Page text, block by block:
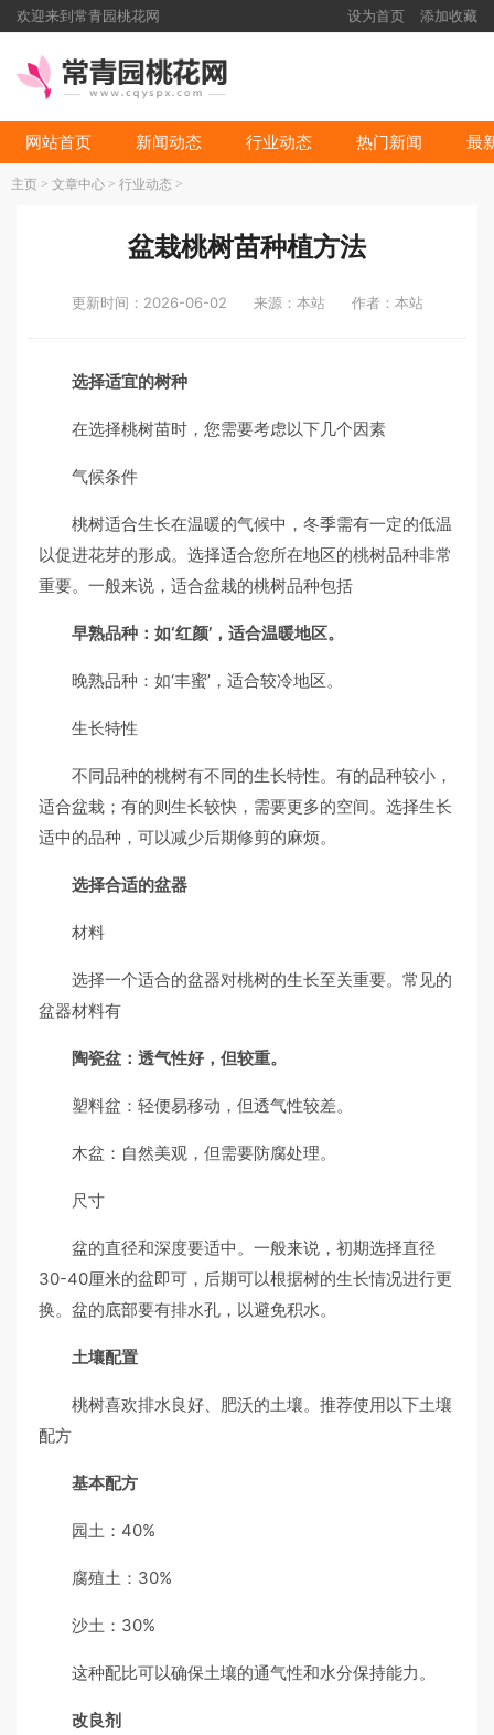
欢迎来到常青园桃花网 设为首页 添加收藏
网站首页 新闻动态 行业动态 热门新闻 最
主页 > 文章中心 > 行业动态 >
盆栽桃树苗种植方法
更新时间：2026-06-02 来源：本站 作者：本站
选择适宜的树种
在选择桃树苗时，您需要考虑以下几个因素
气候条件
桃树适合生长在温暖的气候中，冬季需有一定的低温
以促进花芽的形成。选择适合您所在地区的桃树品种非常
重要。一般来说，适合盆栽的桃树品种包括
早熟品种：如‘红颜’，适合温暖地区。
晚熟品种：如‘丰蜜’，适合较冷地区。
生长特性
不同品种的桃树有不同的生长特性。有的品种较小，
适合盆栽；有的则生长较快，需要更多的空间。选择生长
适中的品种，可以减少后期修剪的麻烦。
选择合适的盆器
材料
选择一个适合的盆器对桃树的生长至关重要。常见的
盆器材料有
陶瓷盆：透气性好，但较重。
塑料盆：轻便易移动，但透气性较差。
木盆：自然美观，但需要防腐处理。
尺寸
盆的直径和深度要适中。一般来说，初期选择直径
30-40厘米的盆即可，后期可以根据树的生长情况进行更
换。盆的底部要有排水孔，以避免积水。
土壤配置
桃树喜欢排水良好、肥沃的土壤。推荐使用以下土壤
配方
基本配方
园土：40%
腐殖土：30%
沙土：30%
这种配比可以确保土壤的通气性和水分保持能力。
改良剂